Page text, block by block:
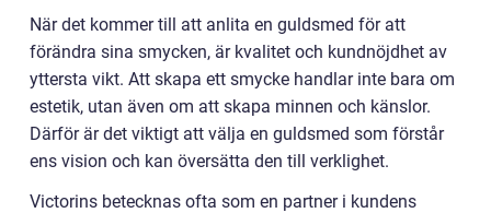
När det kommer till att anlita en guldsmed för att
förändra sina smycken, är kvalitet och kundnöjdhet av
yttersta vikt. Att skapa ett smycke handlar inte bara om
estetik, utan även om att skapa minnen och känslor.
Därför är det viktigt att välja en guldsmed som förstår
ens vision och kan översätta den till verklighet.
Victorins betecknas ofta som en partner i kundens